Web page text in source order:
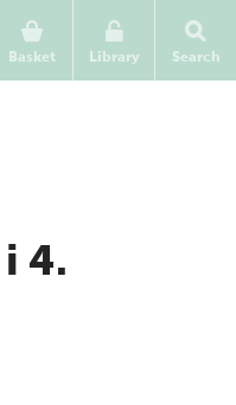
Basket
Library Search
4.